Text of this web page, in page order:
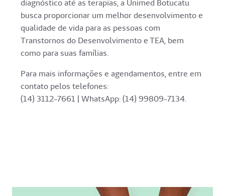
diagnóstico até as terapias, a Unimed Botucatu
busca proporcionar um melhor desenvolvimento e
qualidade de vida para as pessoas com
Transtornos do Desenvolvimento e TEA, bem
como para suas famílias.
Para mais informações e agendamentos, entre em
contato pelos telefones:
(14) 3112-7661 | WhatsApp: (14) 99809-7134.